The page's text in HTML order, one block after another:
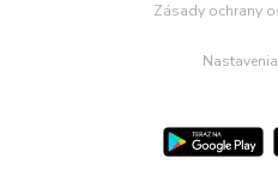
Zásady ochrany